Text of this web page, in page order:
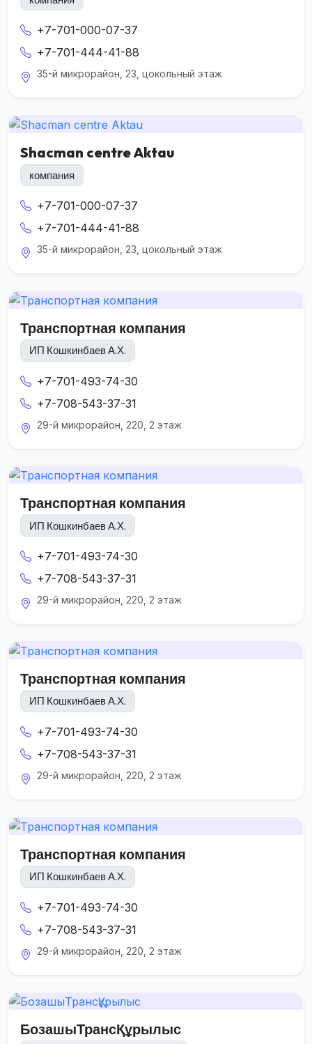
+7-701-000-07-37
+7-701-444-41-88
35-й микрорайон, 23, цокольный этаж
Shacman centre Aktau
компания
+7-701-000-07-37
+7-701-444-41-88
35-й микрорайон, 23, цокольный этаж
Транспортная компания
ИП Кошкинбаев А.Х.
+7-701-493-74-30
+7-708-543-37-31
29-й микрорайон, 220, 2 этаж
Транспортная компания
ИП Кошкинбаев А.Х.
+7-701-493-74-30
+7-708-543-37-31
29-й микрорайон, 220, 2 этаж
Транспортная компания
ИП Кошкинбаев А.Х.
+7-701-493-74-30
+7-708-543-37-31
29-й микрорайон, 220, 2 этаж
Транспортная компания
ИП Кошкинбаев А.Х.
+7-701-493-74-30
+7-708-543-37-31
29-й микрорайон, 220, 2 этаж
БозашыТрансҚұрылыс